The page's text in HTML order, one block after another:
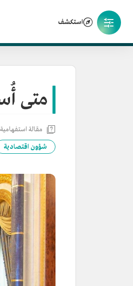
استكشف
متى
مقالة استفهامية
شؤون اقتصادية